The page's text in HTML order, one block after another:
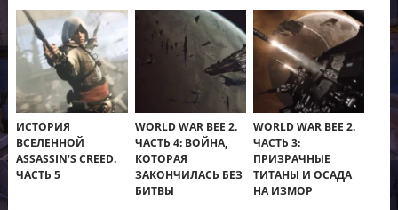
ИСТОРИЯ
ВСЕЛЕННОЙ
ASSASSIN’S CREED.
ЧАСТЬ 5
WORLD WAR BEE 2.
ЧАСТЬ 4: ВОЙНА,
КОТОРАЯ
ЗАКОНЧИЛАСЬ БЕЗ
БИТВЫ
WORLD WAR BEE 2.
ЧАСТЬ 3:
ПРИЗРАЧНЫЕ
ТИТАНЫ И ОСАДА
НА ИЗМОР